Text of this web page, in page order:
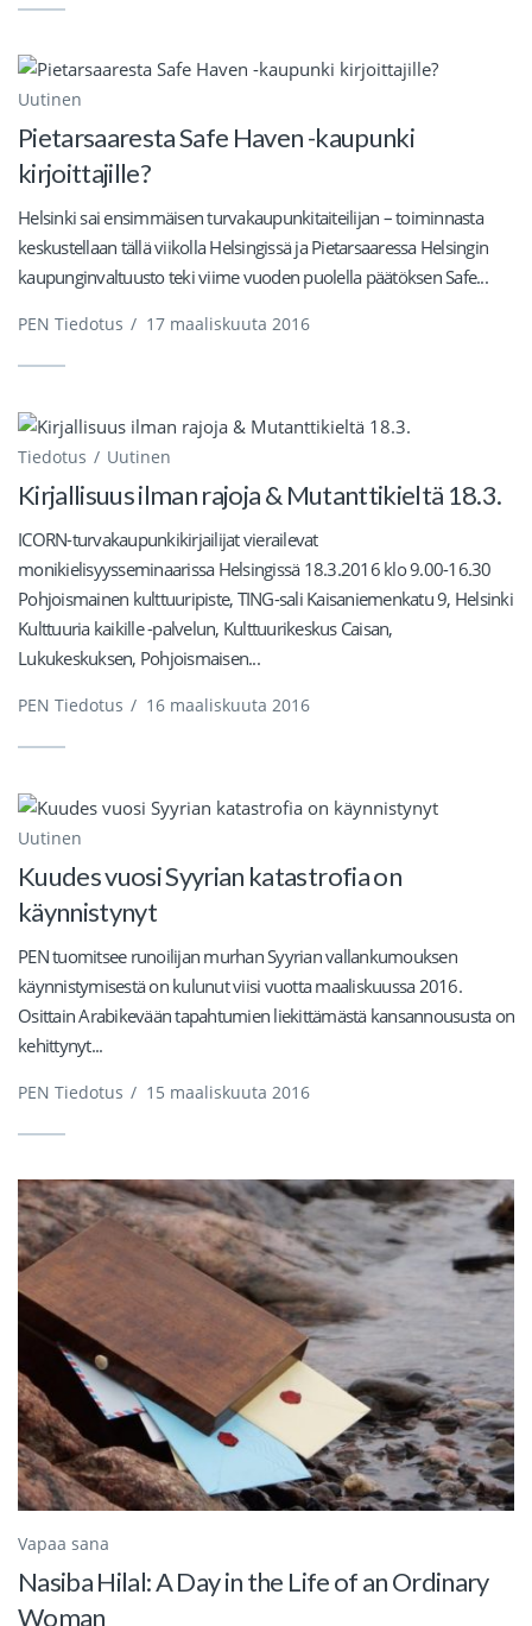
Uutinen
Pietarsaaresta Safe Haven -kaupunki
kirjoittajille?
Helsinki sai ensimmäisen turvakaupunkitaiteilijan – toiminnasta
keskustellaan tällä viikolla Helsingissä ja Pietarsaaressa Helsingin
kaupunginvaltuusto teki viime vuoden puolella päätöksen Safe...
PEN Tiedotus / 17 maaliskuuta 2016
Tiedotus Uutinen
Kirjallisuus ilman rajoja & Mutanttikieltä 18.3.
ICORN-turvakaupunkikirjailijat vierailevat
monikielisyysseminaarissa Helsingissä 18.3.2016 klo 9.00-16.30
Pohjoismainen kulttuuripiste, TING-sali Kaisaniemenkatu 9, Helsinki
Kulttuuria kaikille -palvelun, Kulttuurikeskus Caisan,
Lukukeskuksen, Pohjoismaisen...
PEN Tiedotus / 16 maaliskuuta 2016
Uutinen
Kuudes vuosi Syyrian katastrofia on
käynnistynyt
PEN tuomitsee runoilijan murhan Syyrian vallankumouksen
käynnistymisestä on kulunut viisi vuotta maaliskuussa 2016.
Osittain Arabikevään tapahtumien liekittämästä kansannoususta on
kehittynyt...
PEN Tiedotus / 15 maaliskuuta 2016
Vapaa sana
Nasiba Hilal: A Day in the Life of an Ordinary
Woman